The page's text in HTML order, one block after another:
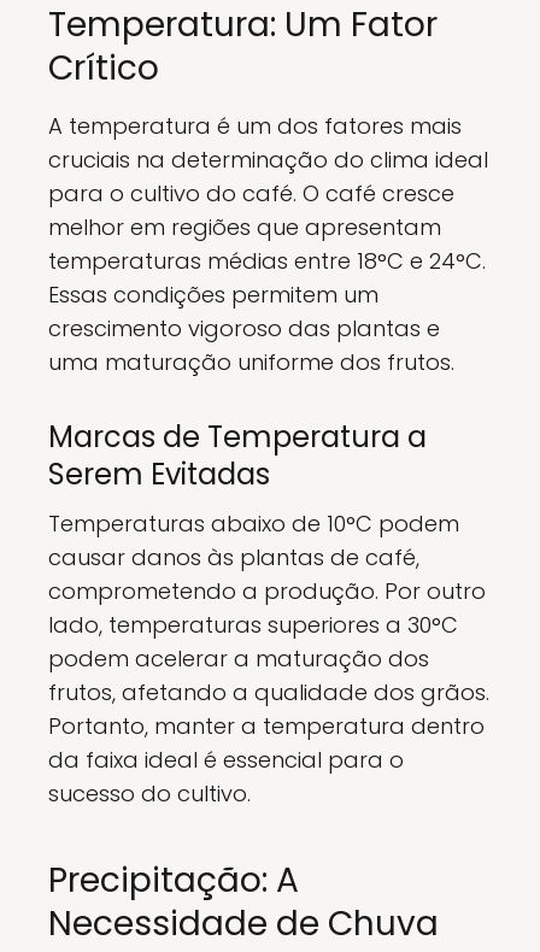
Temperatura: Um Fator
Crítico
A temperatura é um dos fatores mais
cruciais na determinação do clima ideal
para o cultivo do café. O café cresce
melhor em regiões que apresentam
temperaturas médias entre 18°C e 24°C.
Essas condições permitem um
crescimento vigoroso das plantas e
uma maturação uniforme dos frutos.
Marcas de Temperatura a
Serem Evitadas
Temperaturas abaixo de 10°C podem
causar danos às plantas de café,
comprometendo a produção. Por outro
lado, temperaturas superiores a 30°C
podem acelerar a maturação dos
frutos, afetando a qualidade dos grãos.
Portanto, manter a temperatura dentro
da faixa ideal é essencial para o
sucesso do cultivo.
Precipitação: A
Necessidade de Chuva